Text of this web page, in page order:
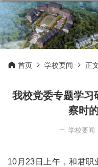
首页 学校要闻 正
我校党委专题学习
察时
学校要闻
10月23日上午，和君职